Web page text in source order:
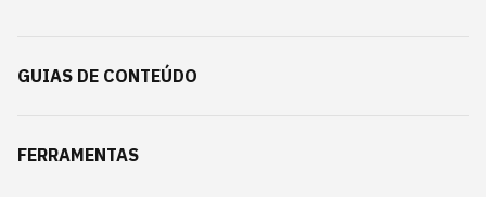
GUIAS DE CONTEÚDO
FERRAMENTAS